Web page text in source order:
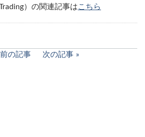
）の関連記事はこちら
前の記事 次の記事